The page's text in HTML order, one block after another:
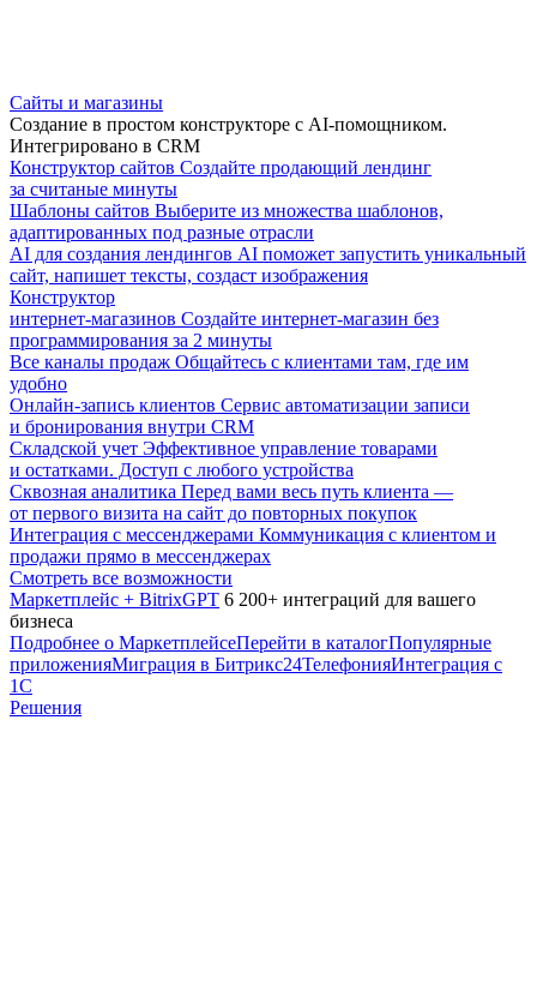
Сайты и магазины
Создание в простом конструкторе с AI-помощником.
Интегрировано в CRM
Конструктор сайтов Создайте продающий лендинг
за считаные минуты
Шаблоны сайтов Выберите из множества шаблонов,
адаптированных под разные отрасли
AI для создания лендингов AI поможет запустить уникальный
сайт, напишет тексты, создаст изображения
Конструктор
интернет-магазинов Создайте интернет-магазин без
программирования за 2 минуты
Все каналы продаж Общайтесь с клиентами там, где им
удобно
Онлайн-запись клиентов Сервис автоматизации записи
и бронирования внутри CRM
Складской учет Эффективное управление товарами
и остатками. Доступ с любого устройства
Сквозная аналитика Перед вами весь путь клиента —
от первого визита на сайт до повторных покупок
Интеграция с мессенджерами Коммуникация с клиентом и
продажи прямо в мессенджерах
Смотреть все возможности
Маркетплейс + BitrixGPT 6 200+ интеграций для вашего
бизнеса
Подробнее о МаркетплейсеПерейти в каталогПопулярные
приложенияМиграция в Битрикс24ТелефонияИнтеграция с
1С
Решения